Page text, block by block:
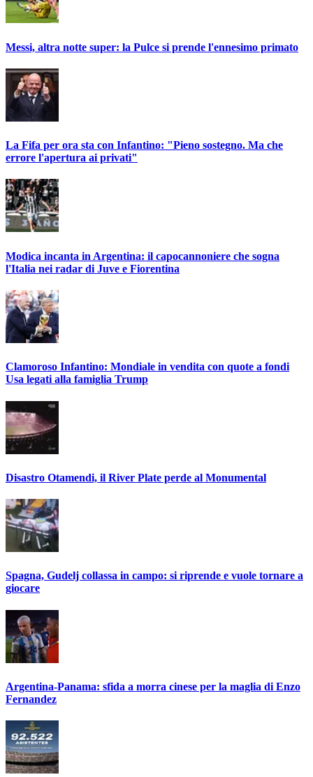
Messi, altra notte super: la Pulce si prende l'ennesimo primato
La Fifa per ora sta con Infantino: "Pieno sostegno. Ma che
errore l'apertura ai privati"
Modica incanta in Argentina: il capocannoniere che sogna
l'Italia nei radar di Juve e Fiorentina
Clamoroso Infantino: Mondiale in vendita con quote a fondi
Usa legati alla famiglia Trump
Disastro Otamendi, il River Plate perde al Monumental
Spagna, Gudelj collassa in campo: si riprende e vuole tornare a
giocare
Argentina-Panama: sfida a morra cinese per la maglia di Enzo
Fernandez